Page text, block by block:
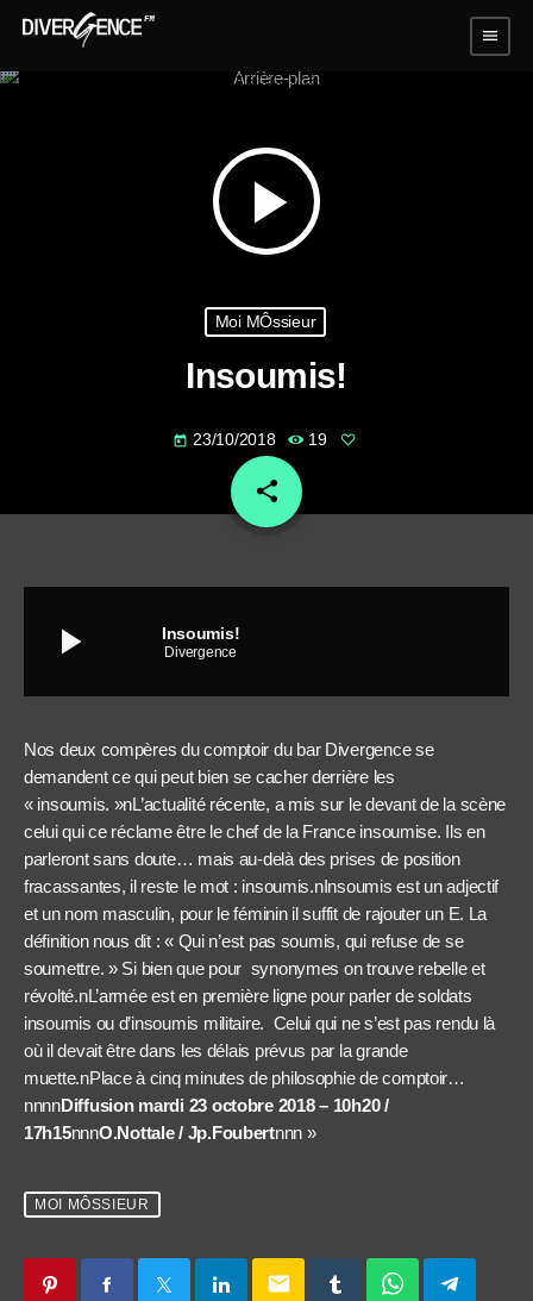
menu
play_arrow
Moi MÔssieur
Insoumis!
today 23/10/2018 19
share
email
play_arrow Insoumis!
Divergence
Nos deux compères du comptoir du bar Divergence se
demandent ce qui peut bien se cacher derrière les
« insoumis. »nL’actualité récente, a mis sur le devant de la scène
celui qui ce réclame être le chef de la France insoumise. Ils en
parleront sans doute… mais au-delà des prises de position
fracassantes, il reste le mot : insoumis.nInsoumis est un adjectif
et un nom masculin, pour le féminin il suffit de rajouter un E. La
définition nous dit : « Qui n’est pas soumis, qui refuse de se
soumettre. » Si bien que pour synonymes on trouve rebelle et
révolté.nL’armée est en première ligne pour parler de soldats
insoumis ou d’insoumis militaire. Celui qui ne s’est pas rendu là
où il devait être dans les délais prévus par la grande
muette.nPlace à cinq minutes de philosophie de comptoir…
nnnnDiffusion mardi 23 octobre 2018 – 10h20 /
17h15nnnO.Nottale / Jp.Foubertnnn »
MOI MÔSSIEUR
email